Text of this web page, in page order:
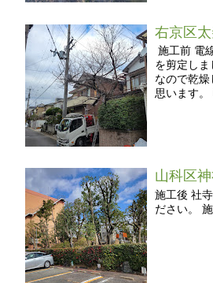
右京区
施工前 電
を剪定し
なので乾燥
思います。
山科区
施工後 社
ださい。